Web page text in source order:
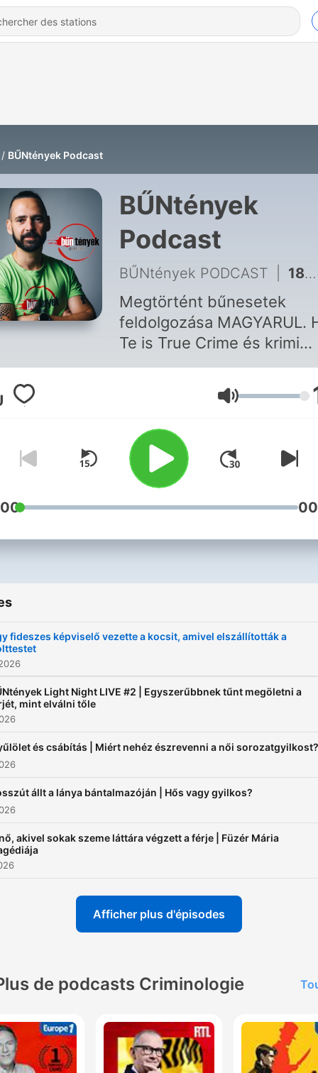
BŰNtények Podcast
BŰNtények
Podcast
BŰNtények PODCAST 188 - Egy fideszes képviselő vezette a kocsit, amivel elszállították a holttestet
Megtörtént bűnesetek
feldolgozása MAGYARUL.
Te is True Crime és krimi
rajongó vagy, hallgasd a
sokszor hátborzongató
történeteinket. Hidd el,
jobb forgatókönyv író,
élet! Youtube:
https://
Patreon:
https://www.patreon.com/
https://
https://
Volume
fideszes képviselő vezette a kocsit, amivel elszállították a
Light Night LIVE #2 | Egyszerűbbnek tűnt megöletni a
mint elválni tőle
és csábítás | Miért nehéz észrevenni a női sorozatgyilkost?
állt a lánya bántalmazóján | Hős vagy gyilkos?
akivel sokak szeme láttára végzett a férje | Füzér Mária
Afficher plus d'épisodes
de podcasts Criminologie